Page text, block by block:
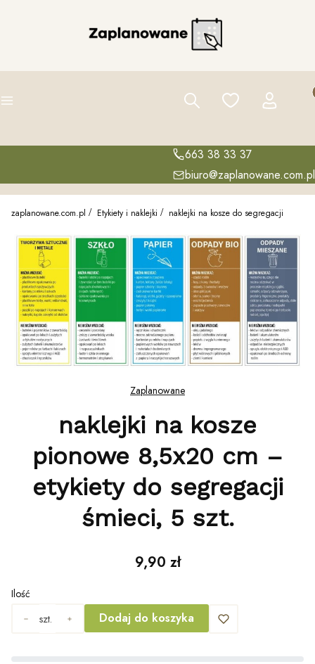
Menu Szukaj Ulubione Zaloguj się
663 38 33 37
biuro@zaplanowane.com.pl
zaplanowane.com.pl Etykiety i naklejki naklejki na kosze do segregacji
Zaplanowane
naklejki na kosze
pionowe 8,5x20 cm –
etykiety do segregacji
śmieci, 5 szt.
Cena
9,90 zł
Ilość
szt.
Dodaj do koszyka